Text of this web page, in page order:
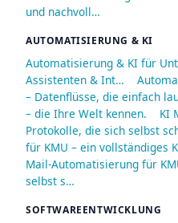
und nachvoll…
AUTOMATISIERUNG & KI
Automatisierung & KI für
Assistenten & Int…
– Datenflüsse, die einfach
– die Ihre Welt kennen.
KI
Protokolle, die sich selbst
für KMU – ein vollständiges
Mail-Automatisierung für
selbst s…
SOFTWAREENTWICKLUNG